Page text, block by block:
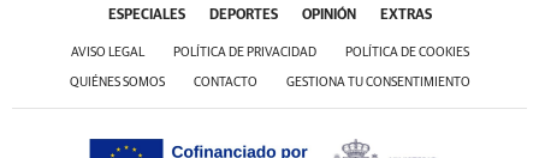
ESPECIALES DEPORTES OPINIÓN EXTRAS
AVISO LEGAL POLÍTICA DE PRIVACIDAD POLÍTICA DE COOKIES
QUIÉNES SOMOS CONTACTO GESTIONA TU CONSENTIMIENTO